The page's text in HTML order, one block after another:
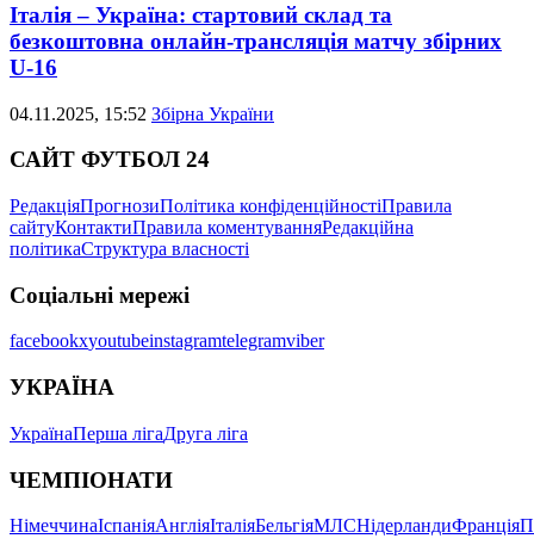
Італія – Україна: стартовий склад та
безкоштовна онлайн-трансляція матчу збірних
U-16
04.11.2025, 15:52 Збірна України
САЙТ ФУТБОЛ 24
РедакціяПрогнозиПолітика конфіденційностіПравила
сайтуКонтактиПравила коментуванняРедакційна
політикаСтруктура власності
Соціальні мережі
facebookxyoutubeinstagramtelegramviber
УКРАЇНА
УкраїнаПерша лігаДруга ліга
ЧЕМПІОНАТИ
НімеччинаІспаніяАнгліяІталіяБельгіяМЛСНідерландиФранція